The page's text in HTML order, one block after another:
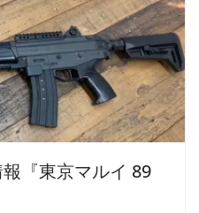
『東京マルイ 89